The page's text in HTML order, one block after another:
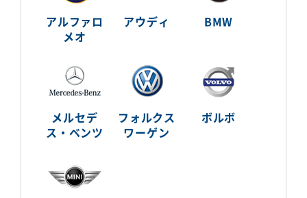
アルファロ
メオ
アウディ BMW
メルセデ
ス・ベンツ
フォルクス
ワーゲン
ボルボ